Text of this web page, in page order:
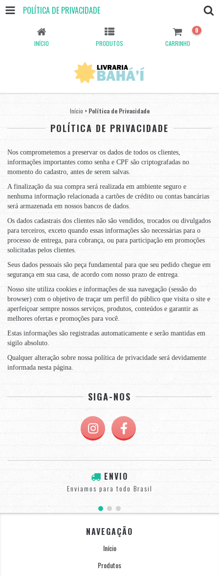
POLÍTICA DE PRIVACIDADE
INÍCIO PRODUTOS CARRINHO
0
Início > Política de Privacidade
POLÍTICA DE PRIVACIDADE
Nos comprometemos a preservar os dados de todos os clientes,
informações importantes como senha e CPF são criptografadas no
momento do cadastro, antes de serem salvas.
A finalização da sua compra será realizada em ambiente seguro e
nenhuma informação relacionada a cartões de crédito ou contas bancárias
será armazenada em nossos bancos de dados.
Os dados cadastrais dos clientes não são vendidos, trocados ou divulgados
para terceiros, exceto quando essas informações são necessárias para o
processo de entrega, para cobrança, ou para participação em promoções
solicitadas pelos clientes.
Seus dados pessoais são peça fundamental para que seu pedido chegue em
segurança em sua casa, de acordo com nosso prazo de entrega.
Nosso site utiliza cookies e informações de sua navegação (sessão do
browser) com o objetivo de traçar um perfil do público que visita o site e
aperfeiçoar sempre nossos serviços, produtos, conteúdos e garantir as
melhores ofertas e promoções para você.
Estas informações são registradas automaticamente e serão mantidas em
sigilo absoluto.
Qualquer alteração sobre nossa política de privacidade será devidamente
informada nesta página.
SIGA-NOS
ENVIO
Enviamos para todo Brasil
NAVEGAÇÃO
Início
Produtos